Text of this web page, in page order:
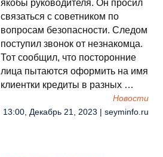
якобы руководителя. Он просил
связаться с советником по
вопросам безопасности. Следом
поступил звонок от незнакомца.
Тот сообщил, что посторонние
лица пытаются оформить на имя
клиентки кредиты в разных …
Новости
13:00, Декабрь 21, 2023 | seyminfo.ru